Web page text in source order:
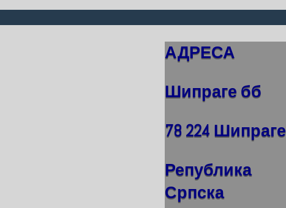
АДРЕСА
Шипраге бб
78 224 Шипраге
Република
Српска